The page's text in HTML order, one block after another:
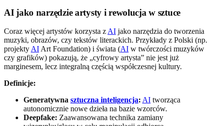
AI jako narzędzie artysty i rewolucja w sztuce
Coraz więcej artystów korzysta zAI jako narzędzia do tworzenia
muzyki, obrazów, czy tekstów literackich. Przykłady z Polski (np.
projektyAIArt Foundation) i świata (AI w twórczości muzyków
czy grafików) pokazują, że „cyfrowy artysta” nie jest już
marginesem, lecz integralną częścią współczesnej kultury.
Definicje:
Generatywna sztuczna inteligencja: AI tworząca
autonomicznie nowe dzieła na bazie wzorców.
Deepfake: Zaawansowana technika zamiany